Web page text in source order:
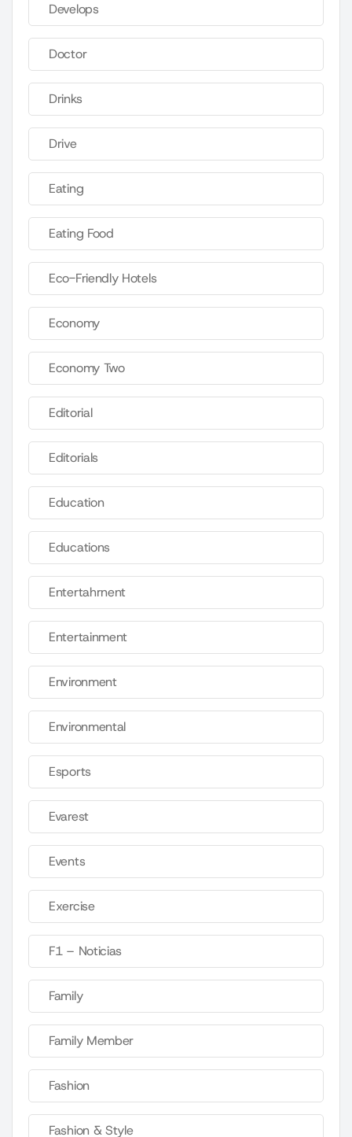
Develops
Doctor
Drinks
Drive
Eating
Eating Food
Eco-Friendly Hotels
Economy
Economy Two
Editorial
Editorials
Education
Educations
Entertahrnent
Entertainment
Environment
Environmental
Esports
Evarest
Events
Exercise
F1 – Noticias
Family
Family Member
Fashion
Fashion & Style